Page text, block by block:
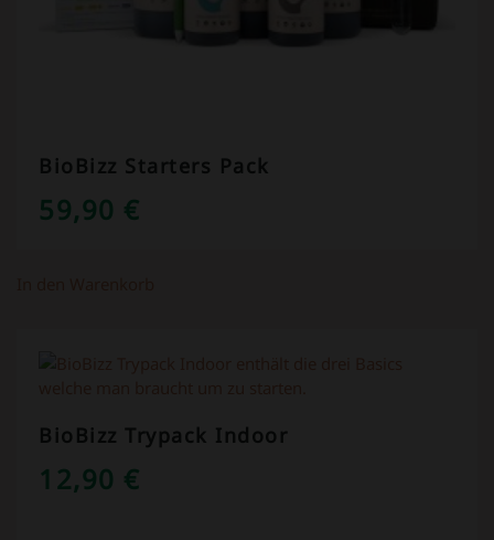
BioBizz Starters Pack
59,90 €
BioBizz Trypack Indoor
12,90 €